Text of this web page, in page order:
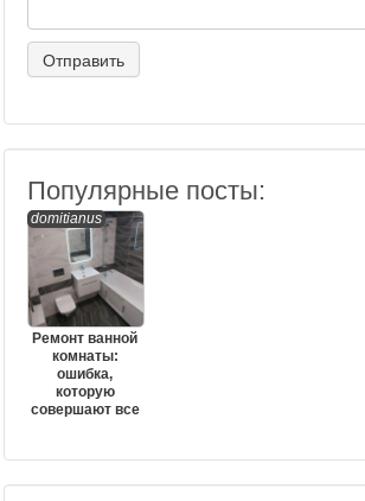
Популярные посты:
domitianus
Ремонт ванной
комнаты:
ошибка,
которую
совершают все